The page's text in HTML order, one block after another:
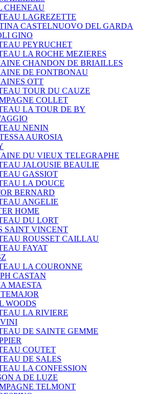
CHENEAU
LAGREZETTE
CASTELNUOVO DEL GARDA
GINO
PEYRUCHET
LA ROCHE MEZIERES
CHANDON DE BRIAILLES
DE FONTBONAU
OTT
TOUR DU CAUZE
COLLET
LA TOUR DE BY
NENIN
AUROSIA
DU VIEUX TELEGRAPHE
JALOUSIE BEAULIE
GASSIOT
LA DOUCE
BERNARD
ANGELIE
HOME
DU LORT
SAINT VINCENT
ROUSSET CAILLAU
FAYAT
LA COURONNE
CASTAN
MAESTA
WOODS
LA RIVIERE
DE SAINTE GEMME
COUTET
DE SALES
LA CONFESSION
A DE LUZE
TELMONT